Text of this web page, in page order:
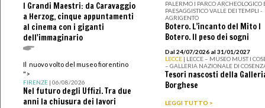
I Grandi Maestri: da Caravaggio
a Herzog, cinque appuntamenti
al cinema con i giganti
dell'immaginario
Il nuovo volto del museo fiorentino
">
FIRENZE| 06/08/2026
Nel futuro degli Uffizi. Tra due
anni la chiusura dei lavori
PALERMO I PARCO ARCHEOLOGICO
PAESAGGISTICO VALLE DEI TEMPLI -
AGRIGENTO
Botero. L’incanto del Mito I
Botero. Il peso dei sogni
Dal 24/07/2026 al 31/01/2027
LECCE | LECCE – MUSEO MUST I
– GALLERIA NAZIONALE DI
Tesori nascosti della
Borghese
LEGGI TUTTO >